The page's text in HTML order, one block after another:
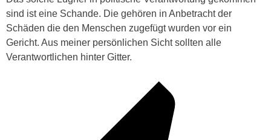
sind ist eine Schande. Die gehören in Anbetracht der
Schäden die den Menschen zugefügt wurden vor ein
Gericht. Aus meiner persönlichen Sicht sollten alle
Verantwortlichen hinter Gitter.